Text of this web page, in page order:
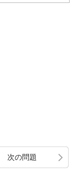
次の問題